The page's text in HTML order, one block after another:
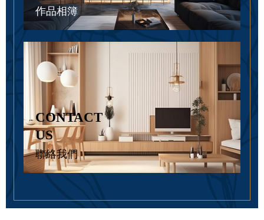
作品相簿
CONTACT
US
聯絡我們